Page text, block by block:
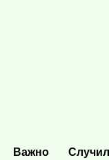
Важно